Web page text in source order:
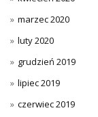
marzec 2020
luty 2020
grudzień 2019
lipiec 2019
czerwiec 2019